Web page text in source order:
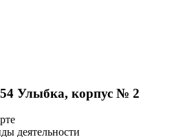
Улыбка, корпус № 2
деятельности